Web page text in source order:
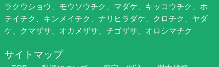
ラクウショウ、モウソウチク、マダケ、キッコウチク、ホ
テイチク、キンメイチク、ナリヒラダケ、クロチク、ヤダ
ケ、クマザサ、オカメザサ、チゴザサ、オロシマチク
サイトマップ